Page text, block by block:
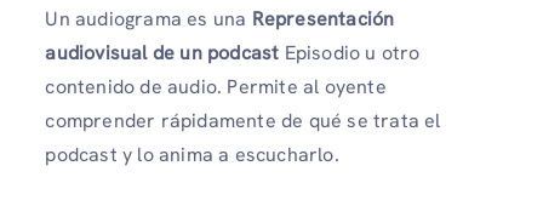
Un audiograma es una Representación
audiovisual de un podcast Episodio u otro
contenido de audio. Permite al oyente
comprender rápidamente de qué se trata el
podcast y lo anima a escucharlo.